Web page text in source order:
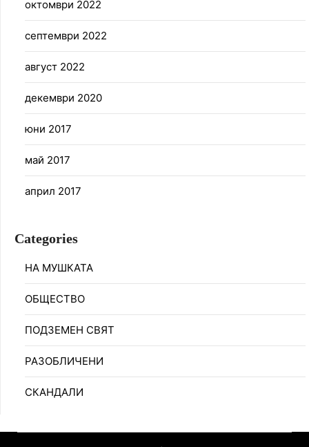
октомври 2022
септември 2022
август 2022
декември 2020
юни 2017
май 2017
април 2017
Categories
НА МУШКАТА
ОБЩЕСТВО
ПОДЗЕМЕН СВЯТ
РАЗОБЛИЧЕНИ
СКАНДАЛИ